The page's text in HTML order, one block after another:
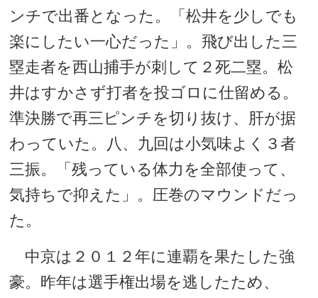
ンチで出番となった。「松井を少しでも
楽にしたい一心だった」。飛び出した三
塁走者を西山捕手が刺して２死二塁。松
井はすかさず打者を投ゴロに仕留める。
準決勝で再三ピンチを切り抜け、肝が据
わっていた。八、九回は小気味よく３者
三振。「残っている体力を全部使って、
気持ちで抑えた」。圧巻のマウンドだっ
た。
中京は２０１２年に連覇を果たした強
豪。昨年は選手権出場を逃したため、